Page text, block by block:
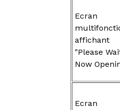
Ecran
affichant
"Please
Now
Ecran